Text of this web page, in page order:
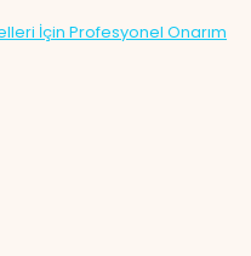
İçin Profesyonel Onarım